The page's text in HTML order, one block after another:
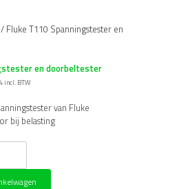
/ Fluke T110 Spanningstester en
en doorbeltester
incl. BTW
van Fluke
bij belasting